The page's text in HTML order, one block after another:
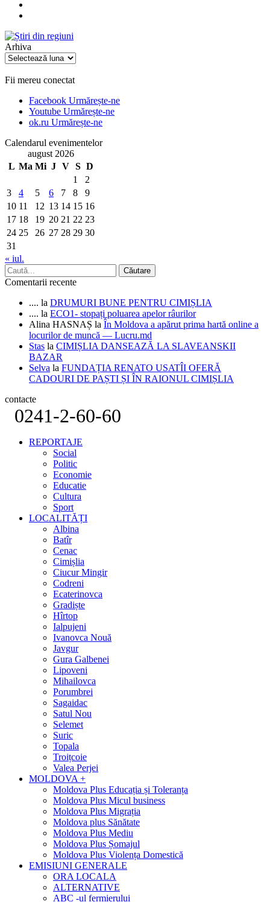
Arhiva
Arhiva
Fii mereu conectat
Facebook Urmărește-ne
Youtube Urmărește-ne
ok.ru Urmărește-ne
Calendarul evenimentelor
august 2026
L Ma Mi J V S D
1
2
3
4 5 6 7 8
9
10 11 12 13 14 15 16
17 18 19 20 21 22 23
24 25 26 27 28 29 30
31
« iul.
Comentarii recente
.... la DRUMURI BUNE PENTRU CIMIȘLIA
.... la ECO1- stopați poluarea apelor râurilor
Alina HASNAȘ la În Moldova a apărut prima hartă online a
locurilor de muncă — Lucru.md
Stas la CIMIȘLIA DANSEAZĂ LA SLAVEANSKII
BAZAR
Selva la FUNDAȚIA RENATO USATÎI OFERĂ
CADOURI DE PAȘTI ȘI ÎN RAIONUL CIMIȘLIA
contacte
0241-2-60-60
REPORTAJE
Social
Politic
Economie
Educatie
Cultura
Sport
LOCALITĂȚI
Albina
Batîr
Cenac
Cimișlia
Ciucur Mingir
Codreni
Ecaterinovca
Gradiște
Hîrtop
Ialpujeni
Ivanovca Nouă
Javgur
Gura Galbenei
Lipoveni
Mihailovca
Porumbrei
Sagaidac
Satul Nou
Selemet
Suric
Topala
Troițcoie
Valea Perjei
MOLDOVA +
Moldova Plus Educația și Toleranța
Moldova Plus Micul business
Moldova Plus Migrația
Moldova plus Sănătate
Moldova Plus Mediu
Moldova Plus Șomajul
Moldova Plus Violența Domestică
EMISIUNI GENERALE
ORA LOCALA
ALTERNATIVE
ABC -ul fermierului